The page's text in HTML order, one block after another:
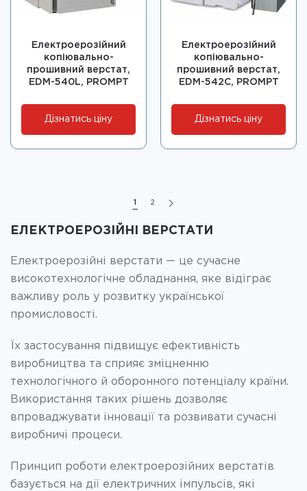
Електроерозійний
копіювально-
прошивний верстат,
EDM-540L, PROMPT
Дізнатись ціну
Електроерозійний
копіювально-
прошивний верстат,
EDM-542C, PROMPT
Дізнатись ціну
1 2
ЕЛЕКТРОЕРОЗІЙНІ ВЕРСТАТИ
Електроерозійні верстати — це сучасне
високотехнологічне обладнання, яке відіграє
важливу роль у розвитку української
промисловості.
Їх застосування підвищує ефективність
виробництва та сприяє зміцненню
технологічного й оборонного потенціалу країни.
Використання таких рішень дозволяє
впроваджувати інновації та розвивати сучасні
виробничі процеси.
Принцип роботи електроерозійних верстатів
базується на дії електричних імпульсів, які